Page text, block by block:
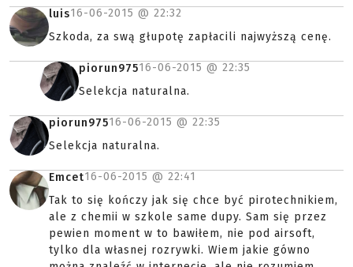
luis16-06-2015 @ 22:32
Szkoda, za swą głupotę zapłacili najwyższą cenę.
piorun97516-06-2015 @ 22:35
Selekcja naturalna.
piorun97516-06-2015 @ 22:35
Selekcja naturalna.
Emcet16-06-2015 @ 22:41
Tak to się kończy jak się chce być pirotechnikiem,
ale z chemii w szkole same dupy. Sam się przez
pewien moment w to bawiłem, nie pod airsoft,
tylko dla własnej rozrywki. Wiem jakie gówno